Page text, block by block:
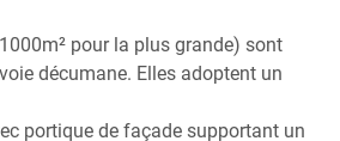
pour la plus grande) sont
décumane. Elles adoptent un
portique de façade supportant un